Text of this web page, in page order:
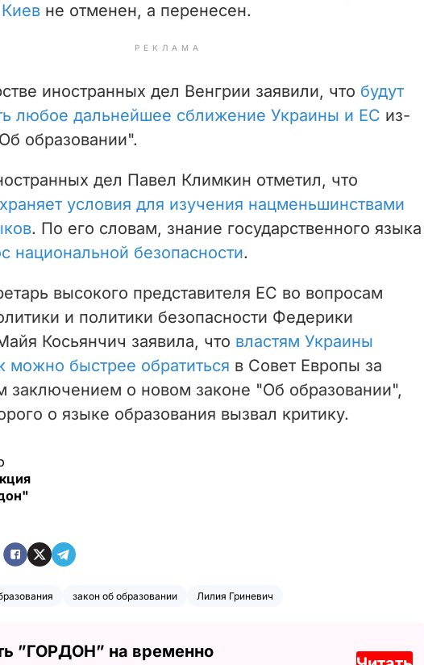
не отменен, а перенесен.
РЕКЛАМА
иностранных дел Венгрии заявили, что будут
любое дальнейшее сближение Украины и ЕС из-
образовании".
дел Павел Климкин отметил, что
условия для изучения нацменьшинствами
. По его словам, знание государственного языка
национальной безопасности.
высокого представителя ЕС во вопросам
и политики безопасности Федерики
Косьянчич заявила, что властям Украины
можно быстрее обратиться в Совет Европы за
заключением о новом законе "Об образовании",
о языке образования вызвал критику.
закон об образовании Лилия Гриневич
”ГОРДОН” на временно